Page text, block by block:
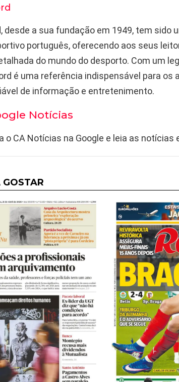
desde a sua fundação em 1949, tem sido
português, oferecendo aos seus
do mundo do desporto. Com um
é uma referência indispensável para os
de informação e entretenimento.
Notícias
o CA Notícias na Google e leia as notícias